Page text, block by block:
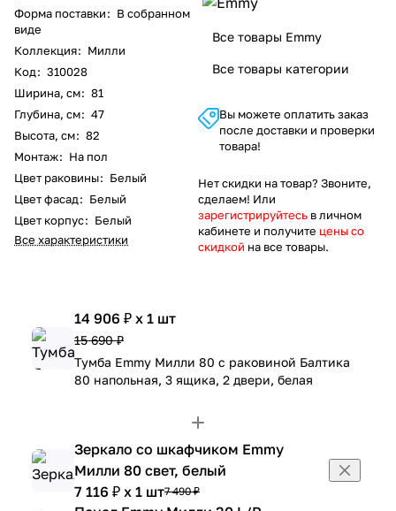
Форма поставки: В собранном
виде
Коллекция: Милли
Код: 310028
Ширина, см: 81
Глубина, см: 47
Высота, см: 82
Монтаж: На пол
Цвет раковины: Белый
Цвет фасад: Белый
Цвет корпус: Белый
Все характеристики
Все товары Emmy
Все товары категории
Вы можете оплатить заказ
после доставки и проверки
товара!
Нет скидки на товар? Звоните,
сделаем! Или
зарегистрируйтесь в личном
кабинете и получите цены со
скидкой на все товары.
14 906 ₽ x 1 шт
15 690 ₽
Тумба Emmy Милли 80 с раковиной Балтика
80 напольная, 3 ящика, 2 двери, белая
Зеркало со шкафчиком Emmy
Милли 80 свет, белый
7 116 ₽ x 1 шт7 490 ₽